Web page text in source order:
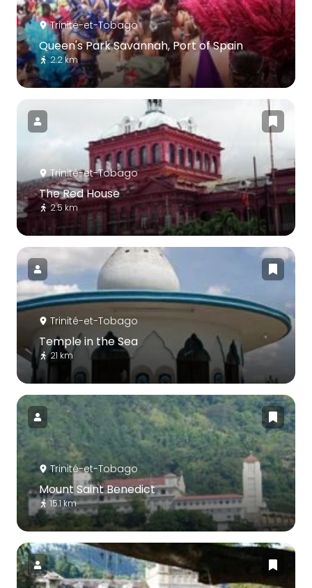
Trinité-et-Tobago
Queen's Park Savannah, Port of Spain
2.2 km
Trinité-et-Tobago
The Red House
2.5 km
Trinité-et-Tobago
Temple in the Sea
21 km
Trinité-et-Tobago
Mount Saint Benedict
15.1 km